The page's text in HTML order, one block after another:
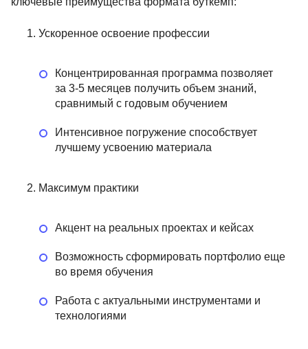
Ускоренное освоение профессии
Концентрированная программа позволяет
за 3-5 месяцев получить объем знаний,
сравнимый с годовым обучением
Интенсивное погружение способствует
лучшему усвоению материала
Максимум практики
Акцент на реальных проектах и кейсах
Возможность сформировать портфолио еще
во время обучения
Работа с актуальными инструментами и
технологиями